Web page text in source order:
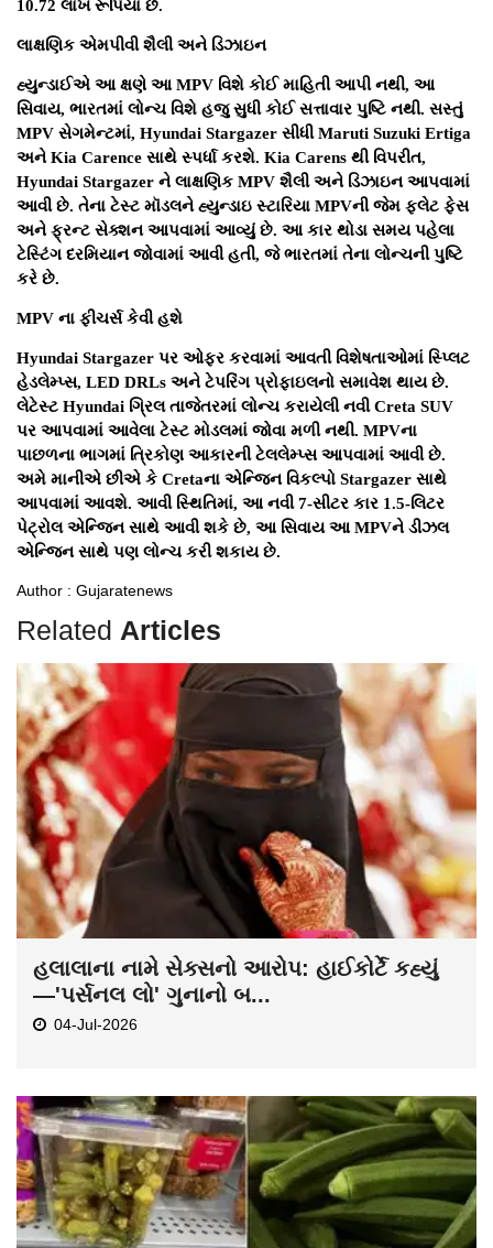
10.72 લાખ રૂપિયા છે.
લાક્ષણિક એમપીવી શૈલી અને ડિઝાઇન
હ્યુન્ડાઈએ આ ક્ષણે આ MPV વિશે કોઈ માહિતી આપી નથી, આ
સિવાય, ભારતમાં લોન્ચ વિશે હજુ સુધી કોઈ સત્તાવાર પુષ્ટિ નથી. સસ્તું
MPV સેગમેન્ટમાં, Hyundai Stargazer સીધી Maruti Suzuki Ertiga
અને Kia Carence સાથે સ્પર્ધા કરશે. Kia Carens થી વિપરીત,
Hyundai Stargazer ને લાક્ષણિક MPV શૈલી અને ડિઝાઇન આપવામાં
આવી છે. તેના ટેસ્ટ મૉડલને હ્યુન્ડાઇ સ્ટારિયા MPVની જેમ ફ્લેટ ફેસ
અને ફ્રન્ટ સેક્શન આપવામાં આવ્યું છે. આ કાર થોડા સમય પહેલા
ટેસ્ટિંગ દરમિયાન જોવામાં આવી હતી, જે ભારતમાં તેના લોન્ચની પુષ્ટિ
કરે છે.
MPV ના ફીચર્સ કેવી હશે
Hyundai Stargazer પર ઓફર કરવામાં આવતી વિશેષતાઓમાં સ્પ્લિટ
હેડલેમ્પ્સ, LED DRLs અને ટેપરિંગ પ્રોફાઇલનો સમાવેશ થાય છે.
લેટેસ્ટ Hyundai ગ્રિલ તાજેતરમાં લોન્ચ કરાયેલી નવી Creta SUV
પર આપવામાં આવેલા ટેસ્ટ મોડલમાં જોવા મળી નથી. MPVના
પાછળના ભાગમાં ત્રિકોણ આકારની ટેલલેમ્પ્સ આપવામાં આવી છે.
અમે માનીએ છીએ કે Cretaના એન્જિન વિકલ્પો Stargazer સાથે
આપવામાં આવશે. આવી સ્થિતિમાં, આ નવી 7-સીટર કાર 1.5-લિટર
પેટ્રોલ એન્જિન સાથે આવી શકે છે, આ સિવાય આ MPVને ડીઝલ
એન્જિન સાથે પણ લોન્ચ કરી શકાય છે.
Author : Gujaratenews
Related Articles
હલાલાના નામે સેક્સનો આરોપ: હાઈકોર્ટે કહ્યું
—'પર્સનલ લો' ગુનાનો બ...
04-Jul-2026